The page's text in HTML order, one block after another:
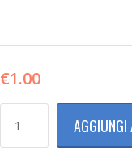
€1.00
CAVO
AGGIUNGI